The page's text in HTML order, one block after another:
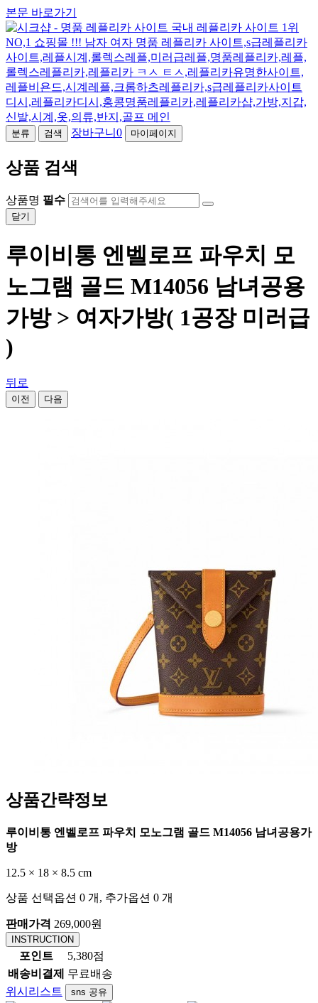
본문 바로가기
분류 검색 장바구니 0 마이페이지
상품 검색
상품명 필수
닫기
루이비통 엔벨로프 파우치 모
노그램 골드 M14056 남녀공용
가방 > 여자가방( 1공장 미러급
)
뒤로
이전 다음
상품간략정보
루이비통 엔벨로프 파우치 모노그램 골드 M14056 남녀공용가
방
12.5 × 18 × 8.5 cm
상품 선택옵션 0 개, 추가옵션 0 개
판매가격 269,000원
INSTRUCTION
포인트
5,380점
배송비결제
무료배송
위시리스트
sns 공유